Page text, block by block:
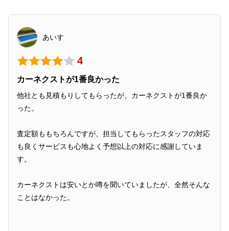
あいす
4
カーネクストが1番良かった
他社とも見積もりしてもらったが、カーネクストが1番良か
った。
査定額ももちろんですが、担当してもらったスタッフの対応
も良くサービスも心地よく予想以上の対応に感謝していま
す。
カーネクストは安いとか噂を聞いていましたが、全然そんな
ことはなかった。